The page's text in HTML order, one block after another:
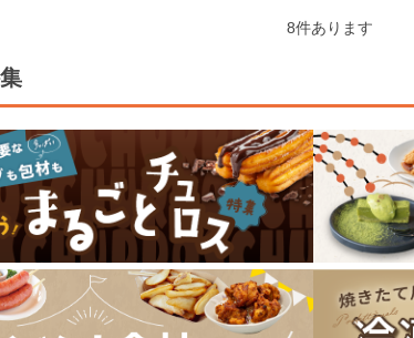
8件あります